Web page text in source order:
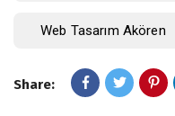
Web Tasarım Akören
Share: